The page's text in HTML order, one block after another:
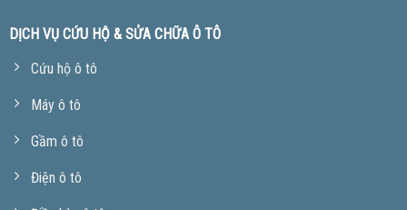
DỊCH VỤ CỨU HỘ & SỬA CHỮA Ô TÔ
Cứu hộ ô tô
Máy ô tô
Gầm ô tô
Điện ô tô